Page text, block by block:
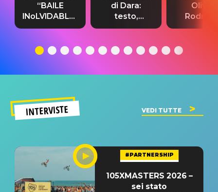
“BAILE
INoLVIDABLE”:
testo,
significato
di Dara:
testo,
traduzione e
del singolo
Olivia
testo,
INTERVISTE VEDI TUTTE
#PARTNERSHIP
105XMASTERS 2026 –
sei stato